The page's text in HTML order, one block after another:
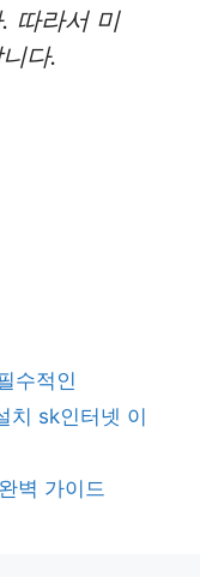
따라서 미
다.
수적인
치 sk인터넷 이
벽 가이드